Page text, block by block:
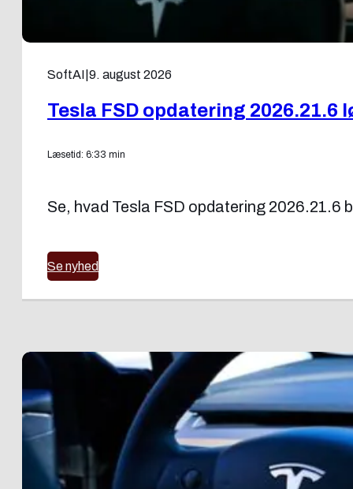
SoftAI 9. august 2026
Tesla FSD opdatering 2026.21.6
Læsetid: 6:33 min
Se, hvad Tesla FSD opdatering
Se nyhed